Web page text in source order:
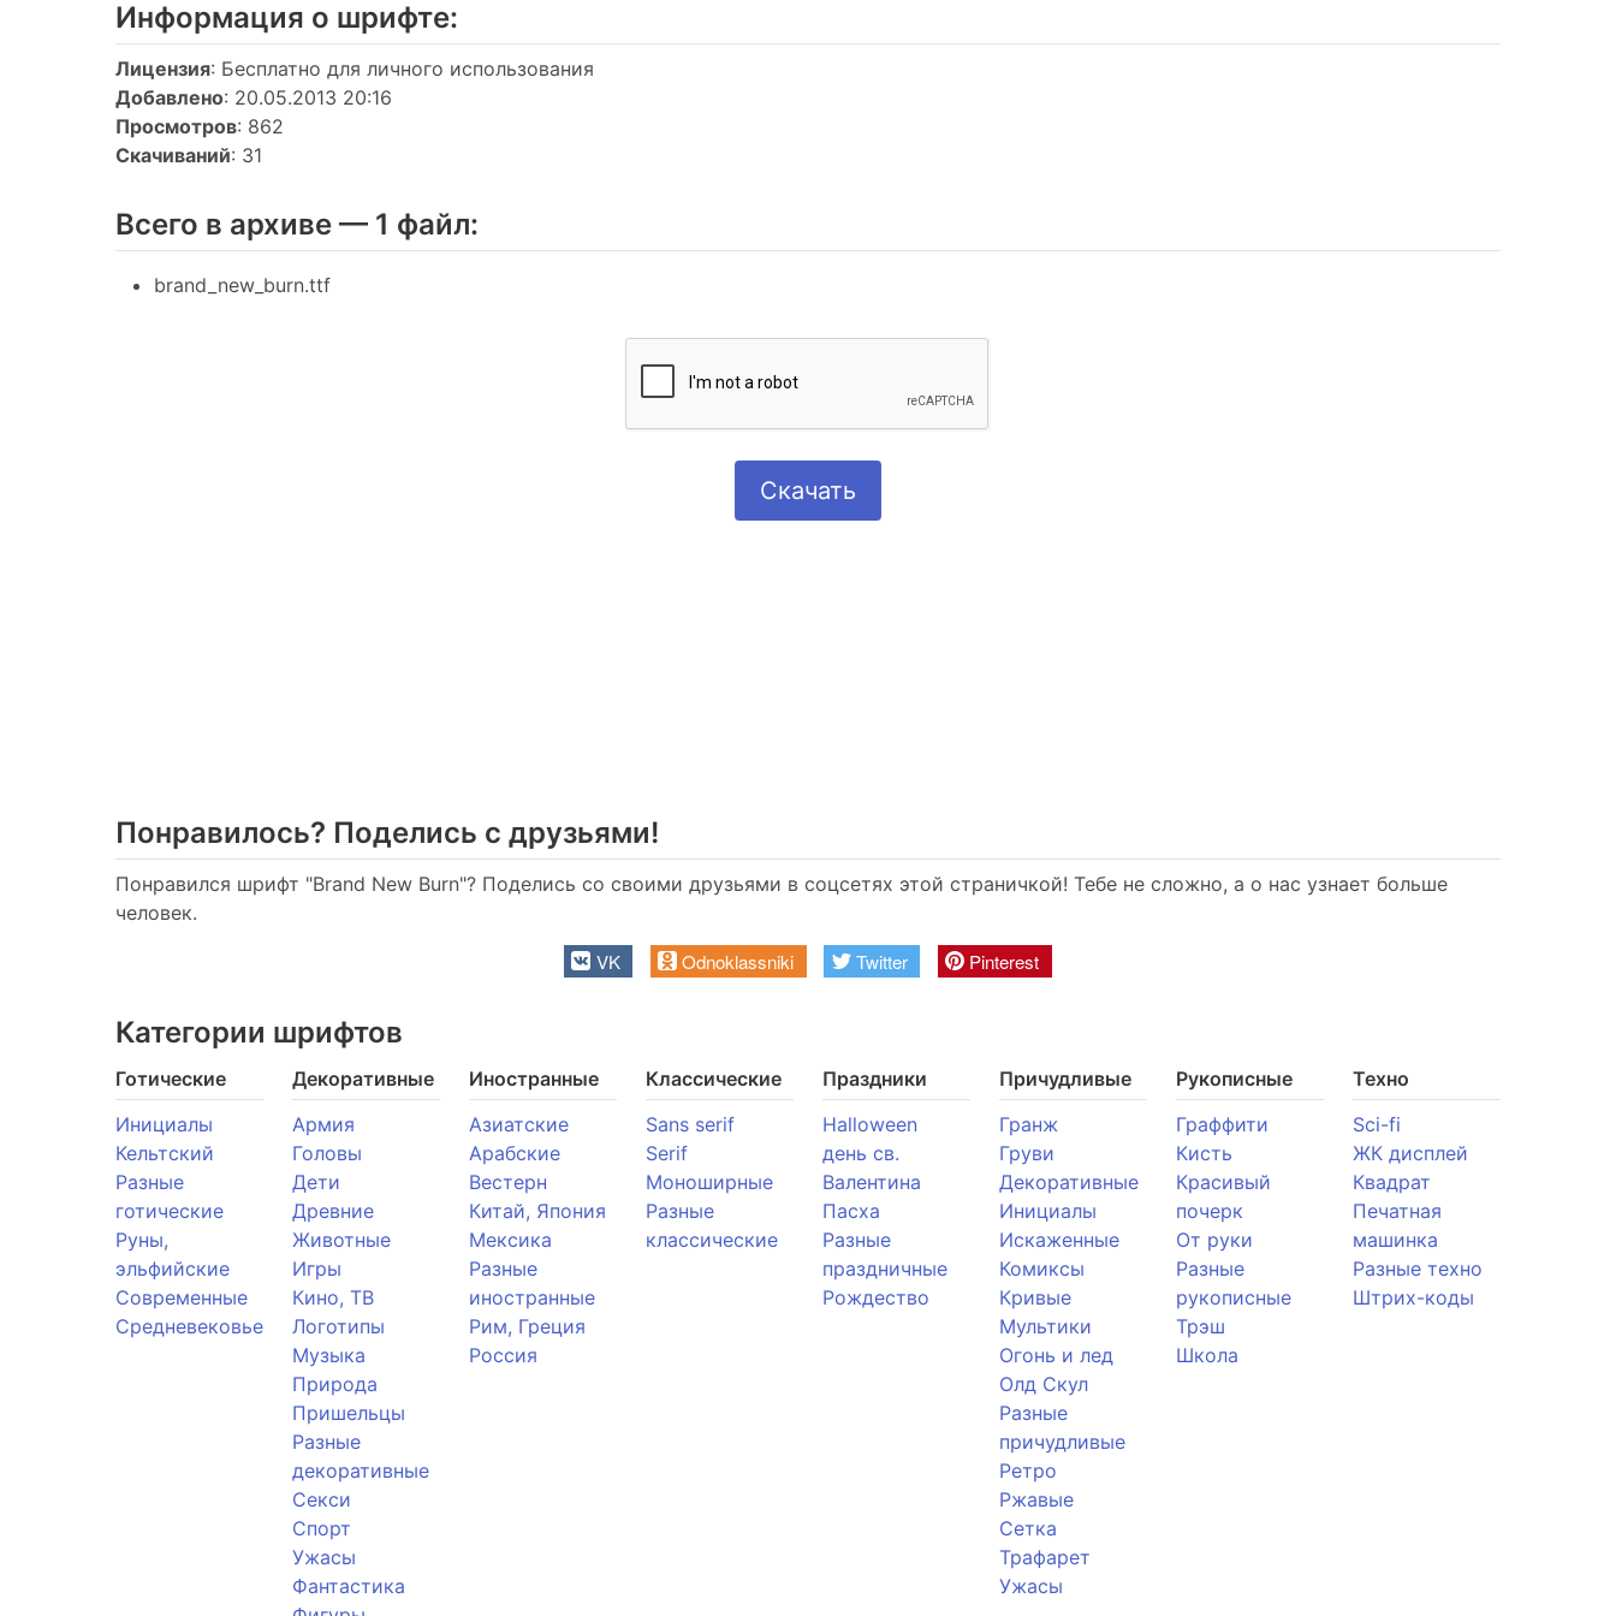
Информация о шрифтe:
Лицензия: Бесплатно для личного использования
Добавлено: 20.05.2013 20:16
Просмотров: 862
Скачиваний: 31
Всего в архиве — 1 файл:
brand_new_burn.ttf
Скачать
Понравилось? Поделись с друзьями!
Понравился шрифт "Brand New Burn"? Поделись со своими друзьями в соцсетях этой страничкой! Тебе не сложно, а о нас узнает больше
человек.
VK Odnoklassniki Twitter Pinterest
Категории шрифтов
Готические
Инициалы
Кельтский
Разные
готические
Руны,
эльфийские
Современные
Средневековье
Декоративные
Армия
Головы
Дети
Древние
Животные
Игры
Кино, ТВ
Логотипы
Музыка
Природа
Пришельцы
Разные
декоративные
Секси
Спорт
Ужасы
Фантастика
Иностранные
Азиатские
Арабские
Вестерн
Китай, Япония
Мексика
Разные
иностранные
Рим, Греция
Россия
Классические
Sans serif
Serif
Моноширные
Разные
классические
Праздники
Halloween
день св.
Валентина
Пасха
Разные
праздничные
Рождество
Причудливые
Гранж
Груви
Декоративные
Инициалы
Искаженные
Комиксы
Кривые
Мультики
Огонь и лед
Олд Скул
Разные
причудливые
Ретро
Ржавые
Сетка
Трафарет
Ужасы
Рукописные
Граффити
Кисть
Красивый
почерк
От руки
Разные
рукописные
Трэш
Школа
Техно
Sci-fi
ЖК дисплей
Квадрат
Печатная
машинка
Разные техно
Штрих-коды